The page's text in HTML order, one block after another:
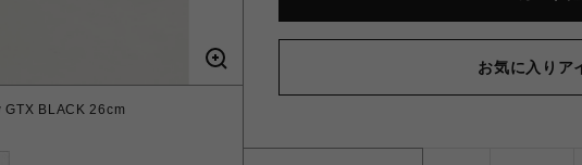
GTX BLACK 26cm
お気に入りア